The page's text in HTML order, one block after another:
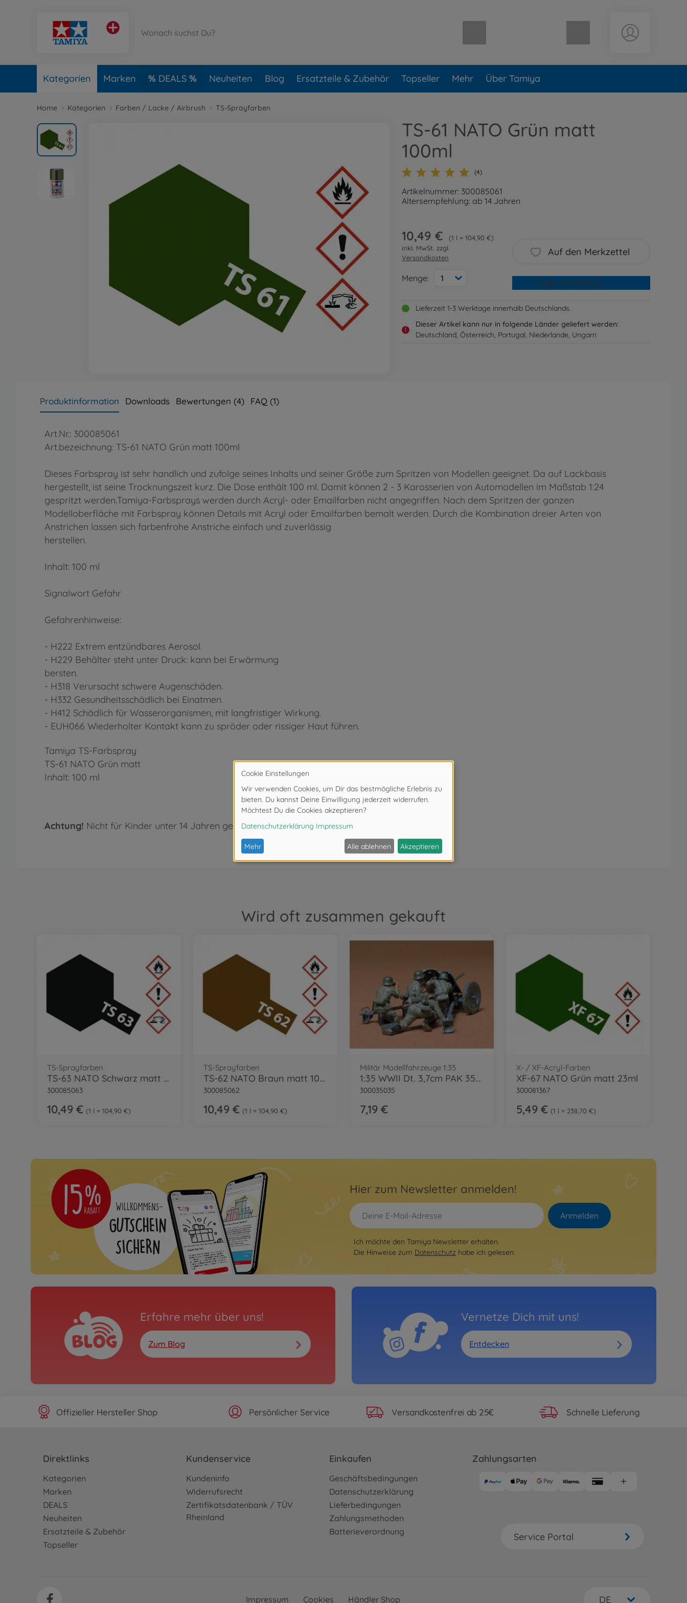
Warenkorb leer
Kategorien Marken DEALS Neuheiten Blog Ersatzteile & Zubehör Topseller Mehr Über Tamiya
Home Kategorien Farben / Lacke / Airbrush TS-Sprayfarben
TS-61 NATO Grün matt
100ml
(4)
Artikelnummer: 300085061
Altersempfehlung: ab 14 Jahren
10,49 €
1 l = 104,90 €
inkl. MwSt. zzgl.
Versandkosten
Menge: 1
Auf den Merkzettel
In den Warenkorb
Lieferzeit 1-3 Werktage innerhalb Deutschlands.
!
Dieser Artikel kann nur in folgende Länder geliefert werden:
Deutschland, Österreich, Portugal, Niederlande, Ungarn
Produktinformation Downloads Bewertungen (4) FAQ (1)
Art.Nr.: 300085061
Art.bezeichnung: TS-61 NATO Grün matt 100ml
Dieses Farbspray ist sehr handlich und zufolge seines Inhalts und seiner Größe zum Spritzen von Modellen geeignet. Da auf Lackbasis
hergestellt, ist seine Trocknungszeit kurz. Die Dose enthält 100 ml. Damit können 2 - 3 Karosserien von Automodellen im Maßstab 1:24
gespritzt werden.Tamiya-Farbsprays werden durch Acryl- oder Emailfarben nicht angegriffen. Nach dem Spritzen der ganzen
Modelloberfläche mit Farbspray können Details mit Acryl oder Emailfarben bemalt werden. Durch die Kombination dreier Arten von
Anstrichen lassen sich farbenfrohe Anstriche einfach und zuverlässig
herstellen.
Inhalt: 100 ml
Signalwort Gefahr
Gefahrenhinweise:
- H222 Extrem entzündbares Aerosol.
- H229 Behälter steht unter Druck: kann bei Erwärmung
bersten.
- H318 Verursacht schwere Augenschäden.
- H332 Gesundheitsschädlich bei Einatmen.
- H412 Schädlich für Wasserorganismen, mit langfristiger Wirkung.
- EUH066 Wiederholter Kontakt kann zu spröder oder rissiger Haut führen.
Tamiya TS-Farbspray
TS-61 NATO Grün matt
Inhalt: 100 ml
Achtung! Nicht für Kinder unter 14 Jahren geeignet.
Wird oft zusammen gekauft
TS-Sprayfarben
TS-63 NATO Schwarz matt 100ml
300085063
10,49 € 1 l = 104,90 €
TS-Sprayfarben
TS-62 NATO Braun matt 100ml
300085062
10,49 € 1 l = 104,90 €
Militär Modellfahrzeuge 1:35
1:35 WWII Dt. 3,7cm PAK 35/36 m. Fig.(4)
300035035
7,19 €
X- / XF-Acryl-Farben
XF-67 NATO Grün matt 23ml
300081367
5,49 € 1 l = 238,70 €
Hier zum Newsletter anmelden!
Anmelden
Ich möchte den Tamiya Newsletter erhalten.
Die Hinweise zum Datenschutz habe ich gelesen.
Erfahre mehr über uns!
Zum Blog
Vernetze Dich mit uns!
Entdecken
Offizieller Hersteller Shop Persönlicher Service Versandkostenfrei ab 25€ Schnelle Lieferung
Direktlinks
Kategorien
Marken
DEALS
Neuheiten
Ersatzteile & Zubehör
Topseller
Kundenservice
Kundeninfo
Widerrufsrecht
Zertifikatsdatenbank / TÜV
Rheinland
Einkaufen
Geschäftsbedingungen
Datenschutzerklärung
Lieferbedingungen
Zahlungsmethoden
Batterieverordnung
Zahlungsarten
Service Portal
Impressum Cookies Händler Shop DE